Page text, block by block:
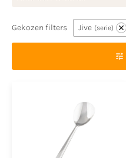
Gekozen filters Jive serie